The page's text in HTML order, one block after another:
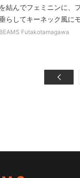
を結んでフェミニンに、
らしてキーネック風に
BEAMS Futakotamagawa